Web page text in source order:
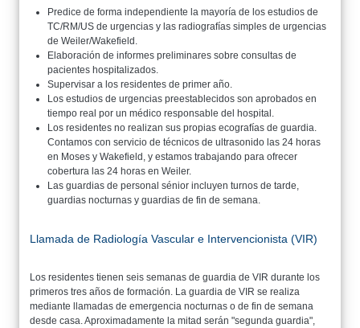
Predice de forma independiente la mayoría de los estudios de
TC/RM/US de urgencias y las radiografías simples de urgencias
de Weiler/Wakefield.
Elaboración de informes preliminares sobre consultas de
pacientes hospitalizados.
Supervisar a los residentes de primer año.
Los estudios de urgencias preestablecidos son aprobados en
tiempo real por un médico responsable del hospital.
Los residentes no realizan sus propias ecografías de guardia.
Contamos con servicio de técnicos de ultrasonido las 24 horas
en Moses y Wakefield, y estamos trabajando para ofrecer
cobertura las 24 horas en Weiler.
Las guardias de personal sénior incluyen turnos de tarde,
guardias nocturnas y guardias de fin de semana.
Llamada de Radiología Vascular e Intervencionista (VIR)
Los residentes tienen seis semanas de guardia de VIR durante los
primeros tres años de formación. La guardia de VIR se realiza
mediante llamadas de emergencia nocturnas o de fin de semana
desde casa. Aproximadamente la mitad serán "segunda guardia",